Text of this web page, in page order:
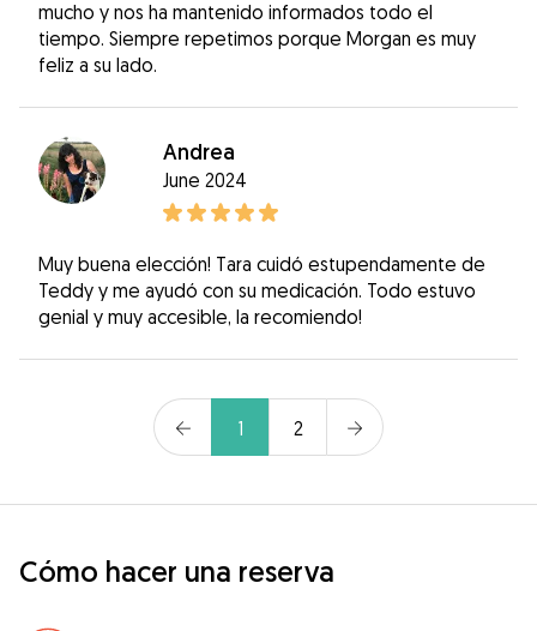
mucho y nos ha mantenido informados todo el
tiempo. Siempre repetimos porque Morgan es muy
feliz a su lado.
Andrea
June 2024
Muy buena elección! Tara cuidó estupendamente de
Teddy y me ayudó con su medicación. Todo estuvo
genial y muy accesible, la recomiendo!
1 2
Cómo hacer una reserva